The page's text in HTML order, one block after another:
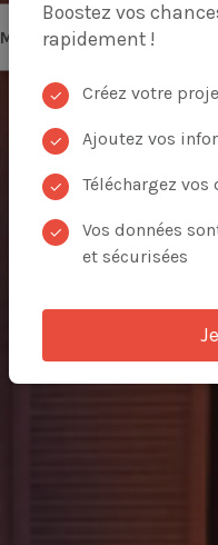
Maison, appartement
Boostez vos
rapidement !
✓ Créez votre
✓ Ajoutez vos
✓ Téléchargez
✓
Vos données
et sécurisées